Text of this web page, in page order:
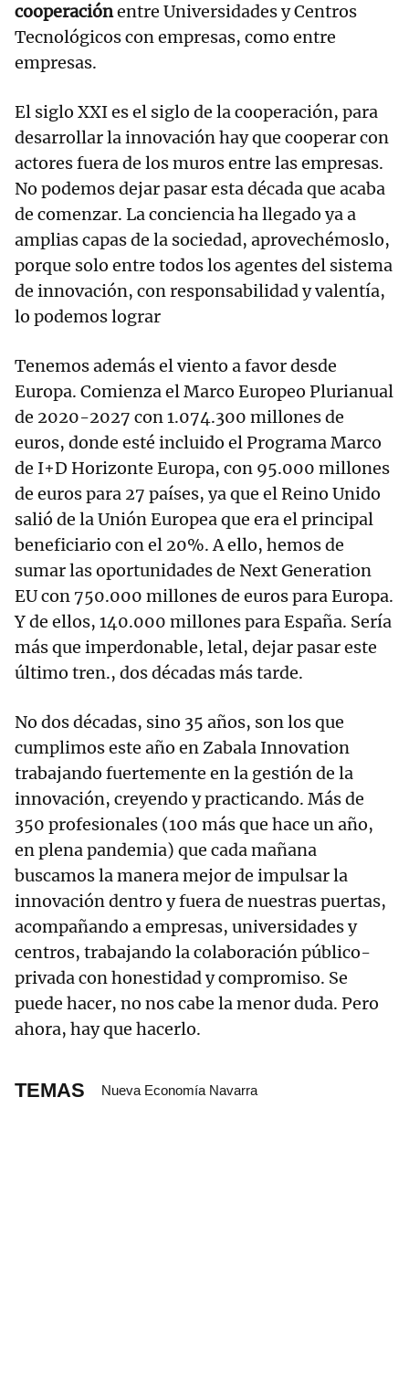
cooperaciónentre Universidades y Centros
Tecnológicos con empresas, como entre
empresas.
El siglo XXI es el siglo de la cooperación, para
desarrollar la innovación hay que cooperar con
actores fuera de los muros entre las empresas.
No podemos dejar pasar esta década que acaba
de comenzar. La conciencia ha llegado ya a
amplias capas de la sociedad, aprovechémoslo,
porque solo entre todos los agentes del sistema
de innovación, con responsabilidad y valentía,
lo podemos lograr
Tenemos además el viento a favor desde
Europa. Comienza el Marco Europeo Plurianual
de 2020-2027 con 1.074.300 millones de
euros, donde esté incluido el Programa Marco
de I+D Horizonte Europa, con 95.000 millones
de euros para 27 países, ya que el Reino Unido
salió de la Unión Europea que era el principal
beneficiario con el 20%. A ello, hemos de
sumar las oportunidades de Next Generation
EU con 750.000 millones de euros para Europa.
Y de ellos, 140.000 millones para España. Sería
más que imperdonable, letal, dejar pasar este
último tren., dos décadas más tarde.
No dos décadas, sino 35 años, son los que
cumplimos este año en Zabala Innovation
trabajando fuertemente en la gestión de la
innovación, creyendo y practicando. Más de
350 profesionales (100 más que hace un año,
en plena pandemia) que cada mañana
buscamos la manera mejor de impulsar la
innovación dentro y fuera de nuestras puertas,
acompañando a empresas, universidades y
centros, trabajando la colaboración público-
privada con honestidad y compromiso. Se
puede hacer, no nos cabe la menor duda. Pero
ahora, hay que hacerlo.
TEMAS Nueva Economía Navarra